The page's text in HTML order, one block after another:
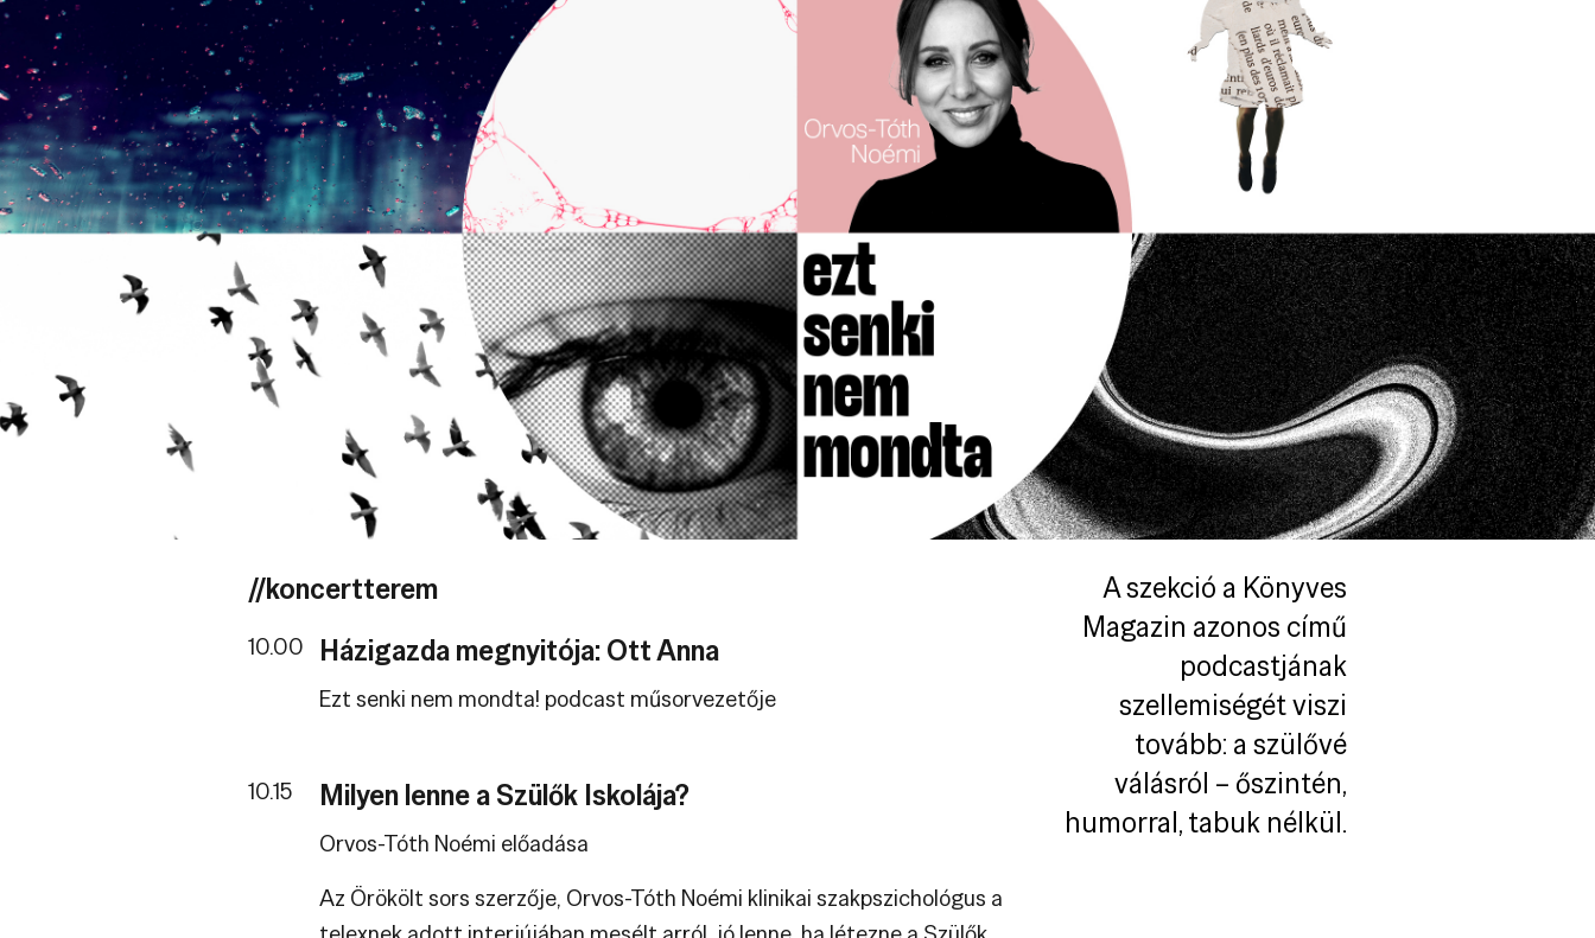
//koncertterem
10.00 Házigazda megnyitója: Ott Anna
Ezt senki nem mondta! podcast műsorvezetője
10.15 Milyen lenne a Szülők Iskolája?
Orvos-Tóth Noémi előadása
Az Örökölt sors szerzője, Orvos-Tóth Noémi klinikai szakpszichológus a
A szekció a Könyves
Magazin azonos című
podcastjának
szellemiségét viszi
tovább: a szülővé
válásról – őszintén,
humorral, tabuk nélkül.